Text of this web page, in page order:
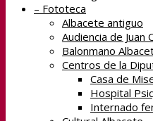
– Fototeca
Albacete antiguo
Audiencia de Juan
Balonmano
Centros de la
Casa de
Hospital
Internado